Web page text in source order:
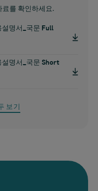
를 확인하세요.
명서_국문 Full
설명서_국문 Short
보기